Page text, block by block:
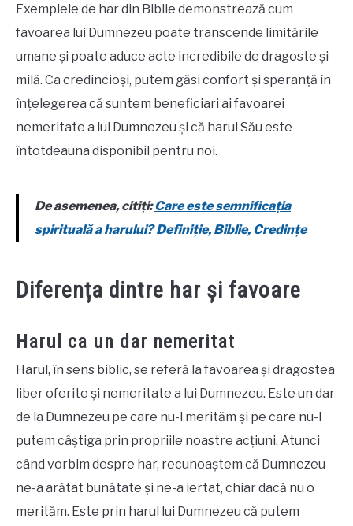
Exemplele de har din Biblie demonstrează cum
favoarea lui Dumnezeu poate transcende limitările
umane și poate aduce acte incredibile de dragoste și
milă. Ca credincioși, putem găsi confort și speranță în
înțelegerea că suntem beneficiari ai favoarei
nemeritate a lui Dumnezeu și că harul Său este
întotdeauna disponibil pentru noi.
De asemenea, citiți:Care este semnificația
spirituală a harului? Definiție, Biblie, Credințe
Diferența dintre har și favoare
Harul ca un dar nemeritat
Harul, în sens biblic, se referă la favoarea și dragostea
liber oferite și nemeritate a lui Dumnezeu. Este un dar
de la Dumnezeu pe care nu-l merităm și pe care nu-l
putem câștiga prin propriile noastre acțiuni. Atunci
când vorbim despre har, recunoaștem că Dumnezeu
ne-a arătat bunătate și ne-a iertat, chiar dacă nu o
merităm. Este prin harul lui Dumnezeu că putem